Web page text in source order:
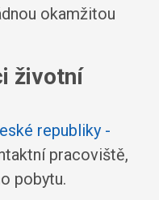
okamžitou
životní
republiky -
pracoviště,
pobytu.